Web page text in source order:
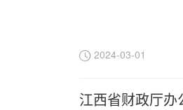
2024-03-01
江西省财政厅